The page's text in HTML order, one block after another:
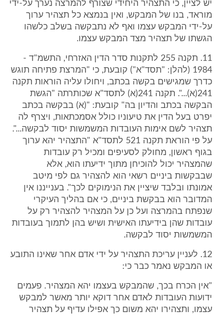
יש לציין, כי התצהיר היחידי שצורף להמרצה נערך על-ידי
מוראד, בנו של המבקש, ואין בנמצא כל תצהיר ערוך
על-ידי המבקש עצמו ואף לא נתבקשה בשלב כלשהו
הגשתו של תצהיר מצד המבקש עצמו.
11. תקנה 255 לתקנות סדר הדין האזרחי, התשמ"ד -
1984 (להלן: "תסד"א") קובעת, כי "המרצת פתיחה תוגש
כדרך שמגישים בקשה בכתב, ויחולו עליה הוראות תקנה
241(א)...". תקנה 241(א) לתסד"א שכותרתה "הגשת
הבקשה בכתב והדיון בה" קובעת: "(א) בבקשה בכתב
יפרט בעל הדין את טיעוניו כולל אסמכתאות, ויצרף לה
תצהיר לשם אימות העובדות המשמשות יסוד לבקשה...".
על פי הוראת תקנה 521 לתסד"א "התצהיר יהא ערוך
בגוף ראשון, מחולק לסעיפים ומכיל רק עובדות
שהמצהיר יכול להוכיחן מתוך ידיעתו הוא, אלא
שבבקשות ביניים רשאי הוא להצהיר גם לפי מיטב
אמונתו ובלבד שיציין את הנימוקים לכך". בענייננו אין
המדובר הוא בבקשת ביניים, כי אם בהליך העיקרי
שנפתח בהמרצה ועל כן על המצהיר להצהיר רק על
עובדות שהן בידיעתו האישית ושיש בהן לתמוך בעובדות
המשמשות יסוד לבקשה.
12. לעניין עריכת התצהיר על ידי אדם אחר שאינו התובע
או המבקש נאמר כבר כי:
"אין הכרח בכך, שהמבקש בעצמו יהא המצהיר. פעמים
ידועות העובדות לאדם אחר דוקא יותר מאשר למבקש
עצמו, ותצהירו יהא משום כך אפילו עדיף על תצהיר